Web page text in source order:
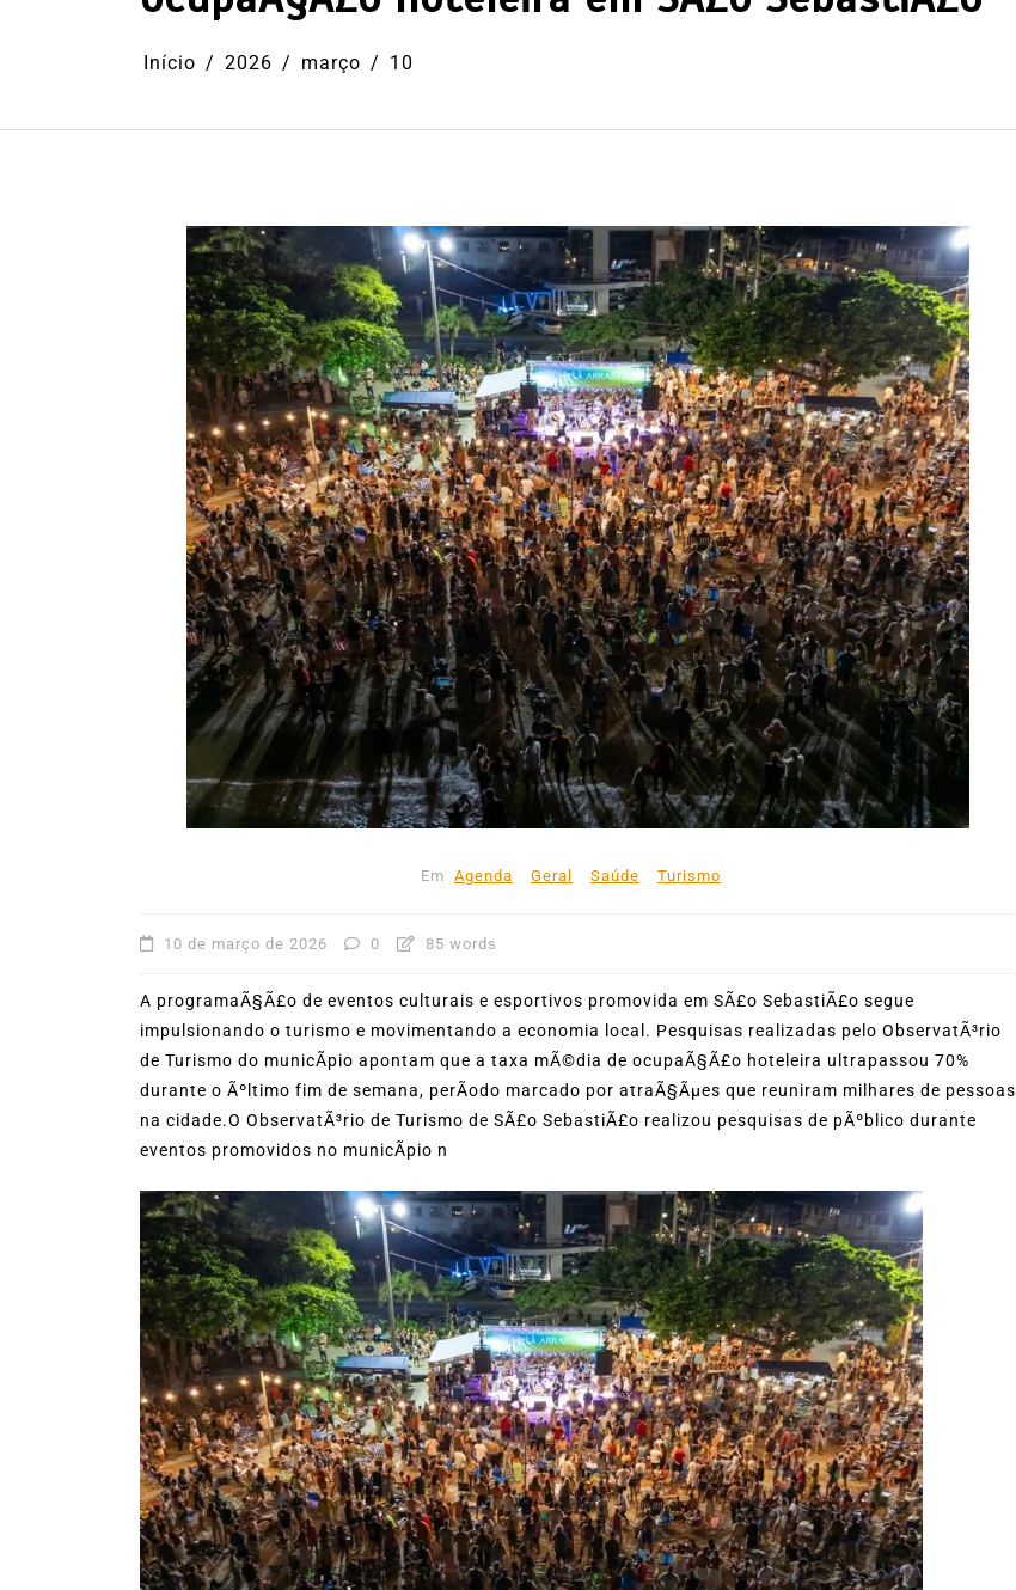
Início 2026 março 10
Em Agenda Geral Saúde Turismo
10 de março de 2026 0 85 words
A programaÃ§Ã£o de eventos culturais e esportivos promovida em SÃ£o SebastiÃ£o segue
impulsionando o turismo e movimentando a economia local. Pesquisas realizadas pelo ObservatÃ³rio
de Turismo do municÃ­pio apontam que a taxa mÃ©dia de ocupaÃ§Ã£o hoteleira ultrapassou 70%
durante o Ãºltimo fim de semana, perÃ­odo marcado por atraÃ§Ãµes que reuniram milhares de pessoas
na cidade.O ObservatÃ³rio de Turismo de SÃ£o SebastiÃ£o realizou pesquisas de pÃºblico durante
eventos promovidos no municÃ­pio n
Em Ilhabela
53ª Semana Internacional de
Vela movimenta Ilhabela e
reúne cerca de 1.500
velejadores
27 de julho de 2026 0 403 words
Em Cultura Ilhabela
Litoral Norte
Turismo
31º Festival do Camarão
movimenta Ilhabela durante o
mês de agosto
5 de agosto de 2026 0 227 words
Boteco do Camarão
Culinária Caiçara
Cultura Caiçara
Eventos em Ilhabela
Festival do Camarão
Gastronomia
Ilhabela
Litoral Norte Turismo